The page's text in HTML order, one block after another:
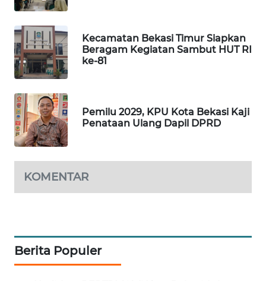
Kecamatan Bekasi Timur Siapkan
Beragam Kegiatan Sambut HUT RI
ke-81
Pemilu 2029, KPU Kota Bekasi Kaji
Penataan Ulang Dapil DPRD
KOMENTAR
Berita Populer